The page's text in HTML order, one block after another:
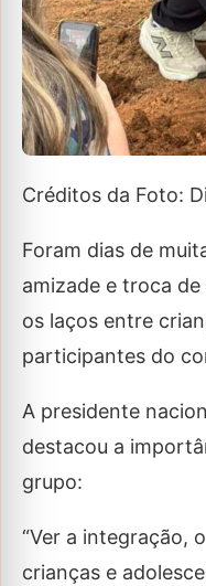
Créditos da Foto:
Foram dias de
amizade e troca
os laços entre
participantes do
A presidente
destacou a
grupo:
“Ver a integração,
crianças e